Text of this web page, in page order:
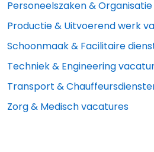
Personeelszaken &
Productie & Uitvoerend werk
Schoonmaak & Facilitaire
Techniek & Engineering
Transport &
Zorg & Medisch vacatures